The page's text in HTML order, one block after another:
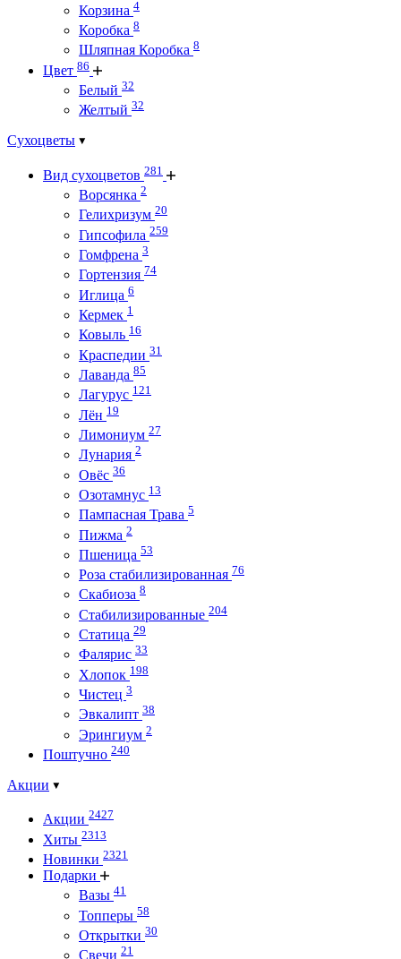
Корзина 4
Коробка 8
Шляпная Коробка 8
Цвет 86
Белый 32
Желтый 32
Сухоцветы
Вид сухоцветов 281
Ворсянка 2
Гелихризум 20
Гипсофила 259
Гомфрена 3
Гортензия 74
Иглица 6
Кермек 1
Ковыль 16
Краспедии 31
Лаванда 85
Лагурус 121
Лён 19
Лимониум 27
Лунария 2
Овёс 36
Озотамнус 13
Пампасная Трава 5
Пижма 2
Пшеница 53
Роза стабилизированная 76
Скабиоза 8
Стабилизированные 204
Статица 29
Фалярис 33
Хлопок 198
Чистец 3
Эвкалипт 38
Эрингиум 2
Поштучно 240
Акции
Акции 2427
Хиты 2313
Новинки 2321
Подарки
Вазы 41
Топперы 58
Открытки 30
Свечи 21